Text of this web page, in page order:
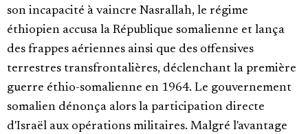
son incapacité à vaincre Nasrallah, le régime
éthiopien accusa la République somalienne et lança
des frappes aériennes ainsi que des offensives
terrestres transfrontalières, déclenchant la première
guerre éthio-somalienne en 1964. Le gouvernement
somalien dénonça alors la participation directe
d'Israël aux opérations militaires. Malgré l'avantage